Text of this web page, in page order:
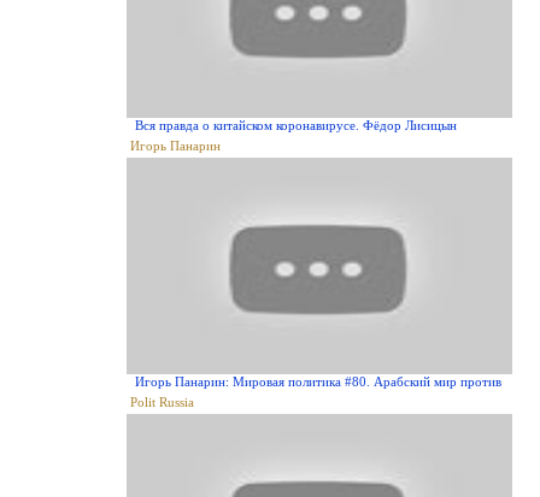
Вся правда о китайском коронавирусе. Фёдор Лисицын
Игорь Панарин
Игорь Панарин: Мировая политика #80. Арабский мир против
Polit Russia